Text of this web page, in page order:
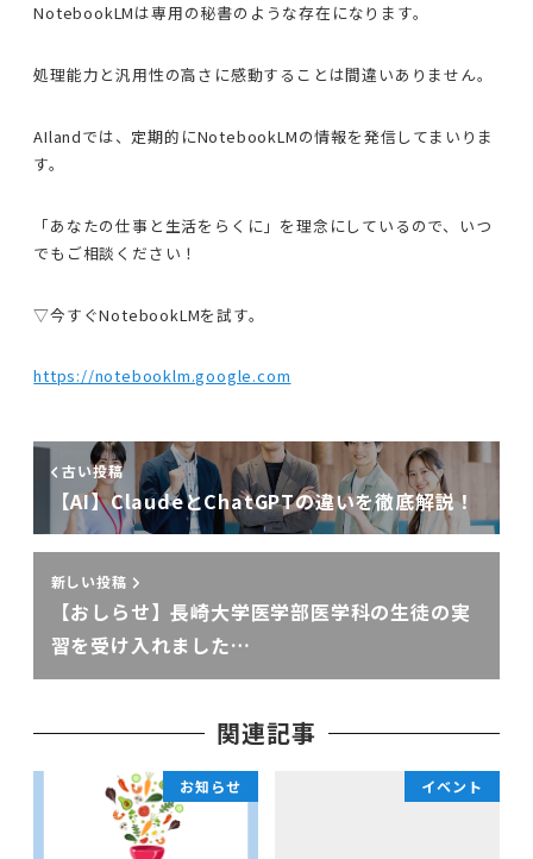
NotebookLMは専用の秘書のような存在になります。
処理能力と汎用性の高さに感動することは間違いありません。
AIlandでは、定期的にNotebookLMの情報を発信してまいりま
す。
「あなたの仕事と生活をらくに」を理念にしているので、いつ
でもご相談ください！
▽今すぐNotebookLMを試す。
https://notebooklm.google.com
古い投稿
【AI】ClaudeとChatGPTの違いを徹底解説！
新しい投稿
【おしらせ】長崎大学医学部医学科の生徒の実
習を受け入れました…
関連記事
お知らせ イベント